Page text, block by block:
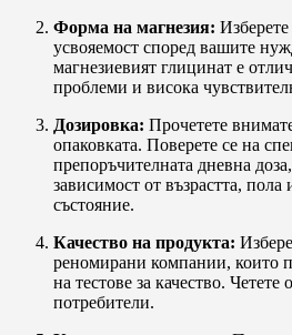
Форма на магнезия:
усвояемост според вашите
магнезиевият глицинат е
проблеми и висока
Дозировка: Прочетете
опаковката. Поверете се на
препоръчителната дневна
зависимост от възрастта, пола
състояние.
Качество на продукта:
реномирани компании, които
на тестове за качество. Четете
потребители.